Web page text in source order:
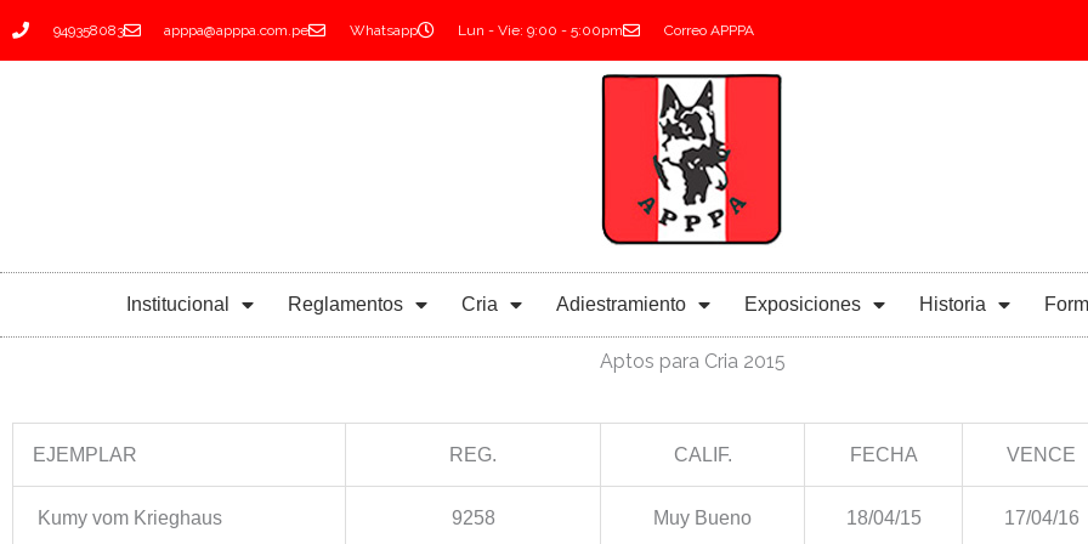
949358083 apppa@apppa.com.pe Whatsapp Lun - Vie: 9:00 - 5:00pm Correo APPPA
Institucional Reglamentos Cria Adiestramiento Exposiciones Historia
Aptos para Cria 2015
EJEMPLAR REG. CALIF. FECHA VENCE
Kumy vom Krieghaus 9258 Muy Bueno 18/04/15 17/04/16